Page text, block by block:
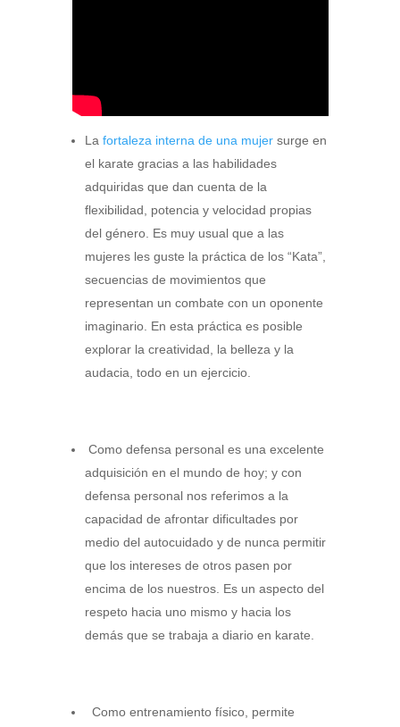
La fortaleza interna de una mujersurge en
el karate gracias a las habilidades
adquiridas que dan cuenta de la
flexibilidad, potencia y velocidad propias
del género. Es muy usual que a las
mujeres les guste la práctica de los “Kata”,
secuencias de movimientos que
representan un combate con un oponente
imaginario. En esta práctica es posible
explorar la creatividad, la belleza y la
audacia, todo en un ejercicio.
Como defensa personal es una excelente
adquisición en el mundo de hoy; y con
defensa personal nos referimos a la
capacidad de afrontar dificultades por
medio del autocuidado y de nunca permitir
que los intereses de otros pasen por
encima de los nuestros. Es un aspecto del
respeto hacia uno mismo y hacia los
demás que se trabaja a diario en karate.
Como entrenamiento físico, permite